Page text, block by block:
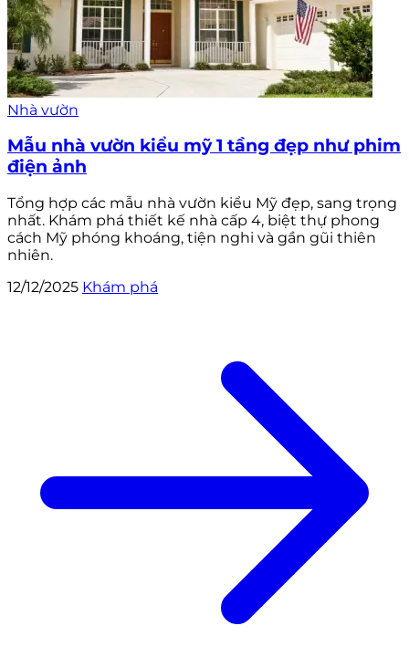
Nhà vườn
Mẫu nhà vườn kiểu mỹ 1 tầng đẹp như phim
điện ảnh
Tổng hợp các mẫu nhà vườn kiểu Mỹ đẹp, sang trọng
nhất. Khám phá thiết kế nhà cấp 4, biệt thự phong
cách Mỹ phóng khoáng, tiện nghi và gần gũi thiên
nhiên.
12/12/2025 Khám phá